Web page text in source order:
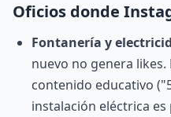
Oficios donde
Fontanería y
nuevo no genera
contenido educativo
instalación eléctrica